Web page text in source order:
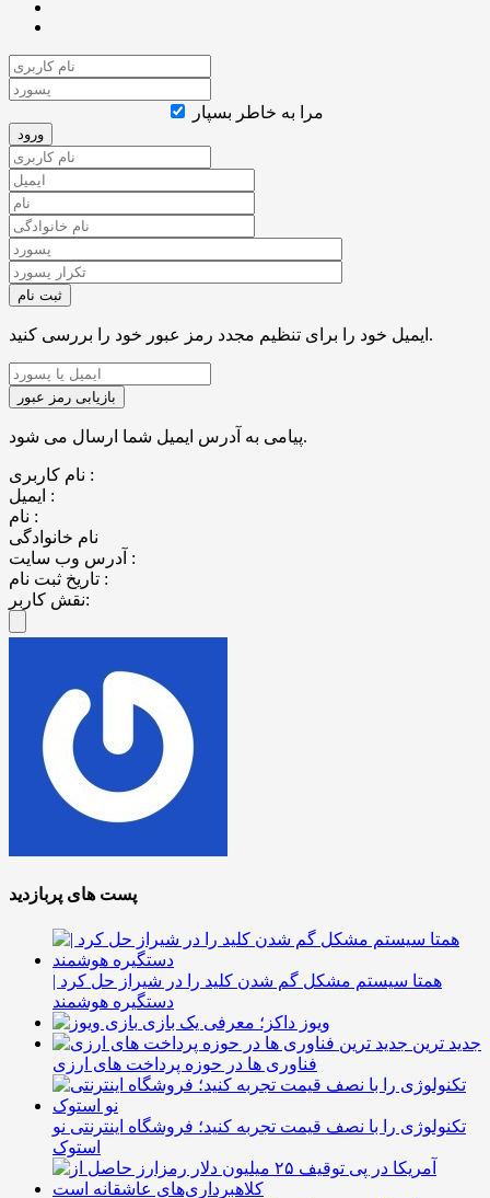
مرا به خاطر بسپار
ایمیل خود را برای تنظیم مجدد رمز عبور خود را بررسی کنید.
پیامی به آدرس ایمیل شما ارسال می شود.
نام کاربری :
ایمیل :
نام :
نام خانوادگی
آدرس وب سایت :
تاریخ ثبت نام :
نقش کاربر:
پست های پربازدید
همتا سیستم مشکل گم شدن کلید را در شیراز حل کرد |
دستگیره هوشمند
ویوز داکز؛ معرفی یک بازی
جدید ترین
فناوری ها در حوزه پرداخت های ارزی
تکنولوژی را با نصف قیمت تجربه کنید؛ فروشگاه اینترنتی نو
استوک